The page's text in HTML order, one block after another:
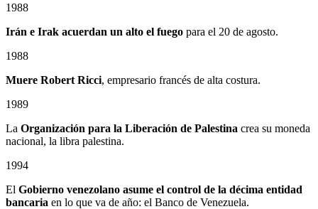
1988
Irán e Irak acuerdan un alto el fuego para el 20 de agosto.
1988
Muere Robert Ricci, empresario francés de alta costura.
1989
La Organización para la Liberación de Palestina crea su moneda
nacional, la libra palestina.
1994
El Gobierno venezolano asume el control de la décima entidad
bancaria en lo que va de año: el Banco de Venezuela.